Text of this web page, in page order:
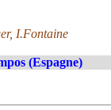
I.Fontaine
(Espagne)